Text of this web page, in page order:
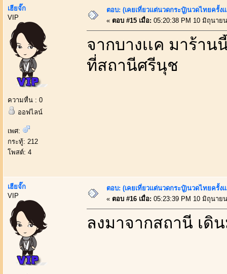
เฮียจั๊ก
VIP
ความหื่น : 0
ออฟไลน์
เพศ:
กระทู้: 212
โพสต์: 4
ตอบ: (เคยเที่ยวเเต่นวดกระปู๋)นวดไทยครั้ง
« ตอบ #15 เมื่อ: 05:20:38 PM 10 มิถุนาย
จากบางเเค มาร้า
ที่สถานีศรีนุช
เฮียจั๊ก
VIP
ตอบ: (เคยเที่ยวเเต่นวดกระปู๋)นวดไทยครั้ง
« ตอบ #16 เมื่อ: 05:23:39 PM 10 มิถุนาย
ลงมาจากสถานี เดิ